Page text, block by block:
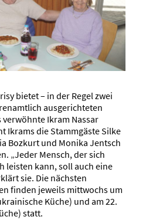
bietet – in der Regel zwei
ausgerichteten
Ikram Nassar
Ikrams die Stammgäste Silke
Bozkurt und Monika Jentsch
„Jeder Mensch, der sich
leisten kann, soll auch eine
sie. Die nächsten
finden jeweils mittwochs um
Küche) und am 22.
statt.